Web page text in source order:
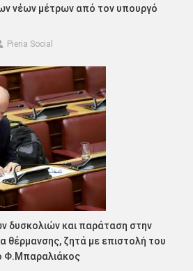
νέων μέτρων από τον υπουργό
Pieria Social
δυσκολιών και παράταση στην
θέρμανσης, ζητά με επιστολή του
Φ.Μπαραλιάκος